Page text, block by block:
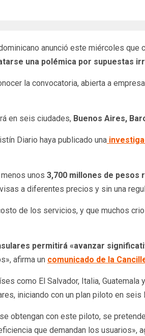
anunció este miércoles
una polémica por supuestas
la convocatoria, abierta a
en seis ciudades, Buenos Aires,
Diario haya publicado una
unos 3,700 millones de pesos
a diferentes precios y sin una
de los servicios, y que muchos
permitirá «avanzar
afirma un comunicado de la
como El Salvador, Italia,
iniciando con un plan piloto en seis
obtengan con este piloto, se
que demandan los usuarios»,